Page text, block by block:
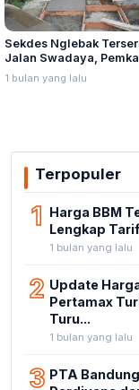
Sekdes Nglebak
Jalan Swadaya,
Sebut Pendampingan
Bukan Kewenangannya
1 bulan yang lalu
Terpopuler
1 Harga BBM
Lengkap
1 bulan yang lalu
2 Update
Pertamax
Turu...
1 bulan yang lalu
3 PTA